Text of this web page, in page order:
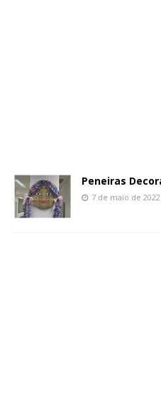
Peneiras
7 de maio de 2022